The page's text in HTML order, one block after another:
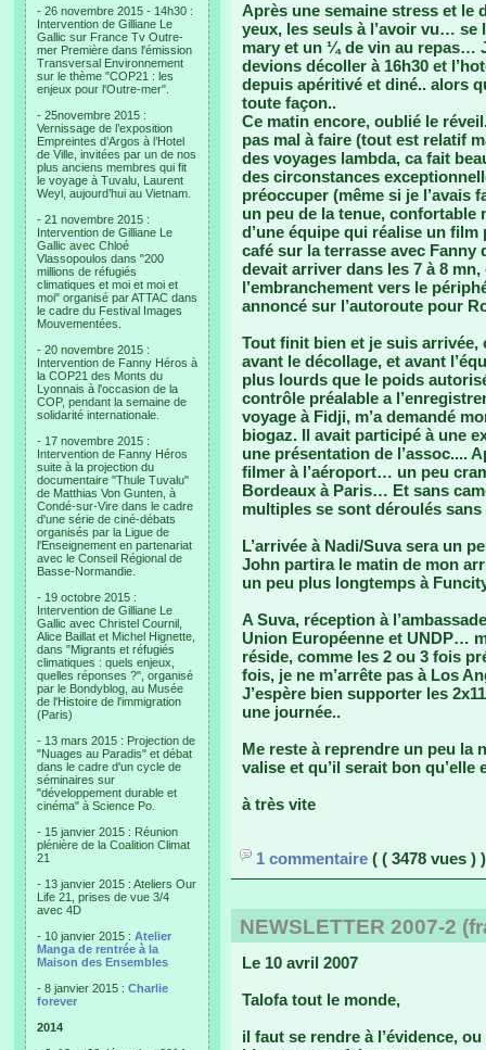
- 26 novembre 2015 - 14h30 :
Intervention de Gilliane Le
Gallic sur France Tv Outre-
mer Première dans l'émission
Transversal Environnement
sur le thème "COP21 : les
enjeux pour l'Outre-mer".
- 25novembre 2015 :
Vernissage de l’exposition
Empreintes d’Argos à l’Hotel
de Ville, invitées par un de nos
plus anciens membres qui fit
le voyage à Tuvalu, Laurent
Weyl, aujourd’hui au Vietnam.
- 21 novembre 2015 :
Intervention de Gilliane Le
Gallic avec Chloé
Vlassopoulos dans "200
millions de réfugiés
climatiques et moi et moi et
moi" organisé par ATTAC dans
le cadre du Festival Images
Mouvementées.
- 20 novembre 2015 :
Intervention de Fanny Héros à
la COP21 des Monts du
Lyonnais à l'occasion de la
COP, pendant la semaine de
solidarité internationale.
- 17 novembre 2015 :
Intervention de Fanny Héros
suite à la projection du
documentaire "Thule Tuvalu"
de Matthias Von Gunten, à
Condé-sur-Vire dans le cadre
d'une série de ciné-débats
organisés par la Ligue de
l'Enseignement en partenariat
avec le Conseil Régional de
Basse-Normandie.
- 19 octobre 2015 :
Intervention de Gilliane Le
Gallic avec Christel Cournil,
Alice Baillat et Michel Hignette,
dans "Migrants et réfugiés
climatiques : quels enjeux,
quelles réponses ?", organisé
par le Bondyblog, au Musée
de l'Histoire de l'immigration
(Paris)
- 13 mars 2015 : Projection de
"Nuages au Paradis" et débat
dans le cadre d'un cycle de
séminaires sur
"développement durable et
cinéma" à Science Po.
- 15 janvier 2015 : Réunion
plénière de la Coalition Climat
21
- 13 janvier 2015 : Ateliers Our
Life 21, prises de vue 3/4
avec 4D
- 10 janvier 2015 : Atelier
Manga de rentrée à la
Maison des Ensembles
- 8 janvier 2015 : Charlie
forever
2014
Après une semaine stress et le
yeux, les seuls à l’avoir vu… se
mary et un ¼ de vin au repas…
devions décoller à 16h30 et
depuis apéritivé et diné.. alors
toute façon..
Ce matin encore, oublié le
pas mal à faire (tout est relatif
des voyages lambda, ca fait
des circonstances
préoccuper (même si je l’avais
un peu de la tenue,
d’une équipe qui réalise un
café sur la terrasse avec
devait arriver dans les 7 à 8
l’embranchement vers le
annoncé sur l’autoroute pour
Tout finit bien et je suis arrivée,
avant le décollage, et avant
plus lourds que le poids
contrôle préalable a
voyage à Fidji, m’a demandé
biogaz. Il avait participé à une
une présentation de l’assoc....
filmer à l’aéroport… un peu
Bordeaux à Paris… Et sans
multiples se sont déroulés sans
L’arrivée à Nadi/Suva sera un
John partira le matin de mon
un peu plus longtemps à
A Suva, réception à
Union Européenne et UNDP…
réside, comme les 2 ou 3 fois
fois, je ne m’arrête pas à Los
J’espère bien supporter les
une journée..
Me reste à reprendre un peu la
valise et qu’il serait bon qu’elle
à très vite
1 commentaire ( ( 3478 vues ) )
NEWSLETTER 2007-2
Le 10 avril 2007
Talofa tout le monde,
il faut se rendre à l’évidence,